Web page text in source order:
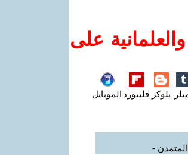
على
بلوكر فليبورد الموبايل
-